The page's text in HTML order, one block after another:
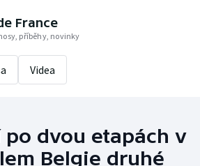
France
příběhy, novinky
Videa
po dvou etapách v
Belgie druhé